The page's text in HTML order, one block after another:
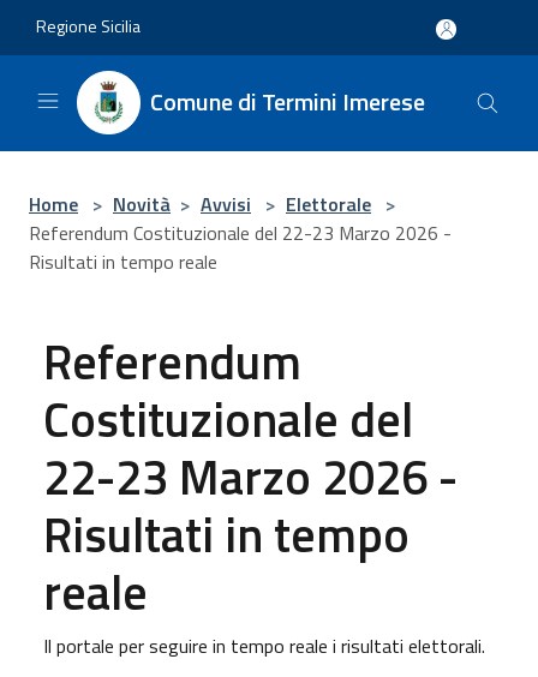
Regione Sicilia
Comune di Termini Imerese
Home > Novità > Avvisi > Elettorale >
Referendum Costituzionale del 22-23 Marzo 2026 -
Risultati in tempo reale
Referendum
Costituzionale del
22-23 Marzo 2026 -
Risultati in tempo
reale
Il portale per seguire in tempo reale i risultati elettorali.